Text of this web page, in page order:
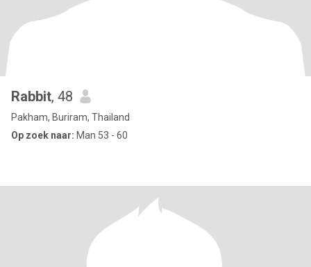
Rabbit, 48
Pakham, Buriram, Thailand
Op zoek naar: Man 53 - 60